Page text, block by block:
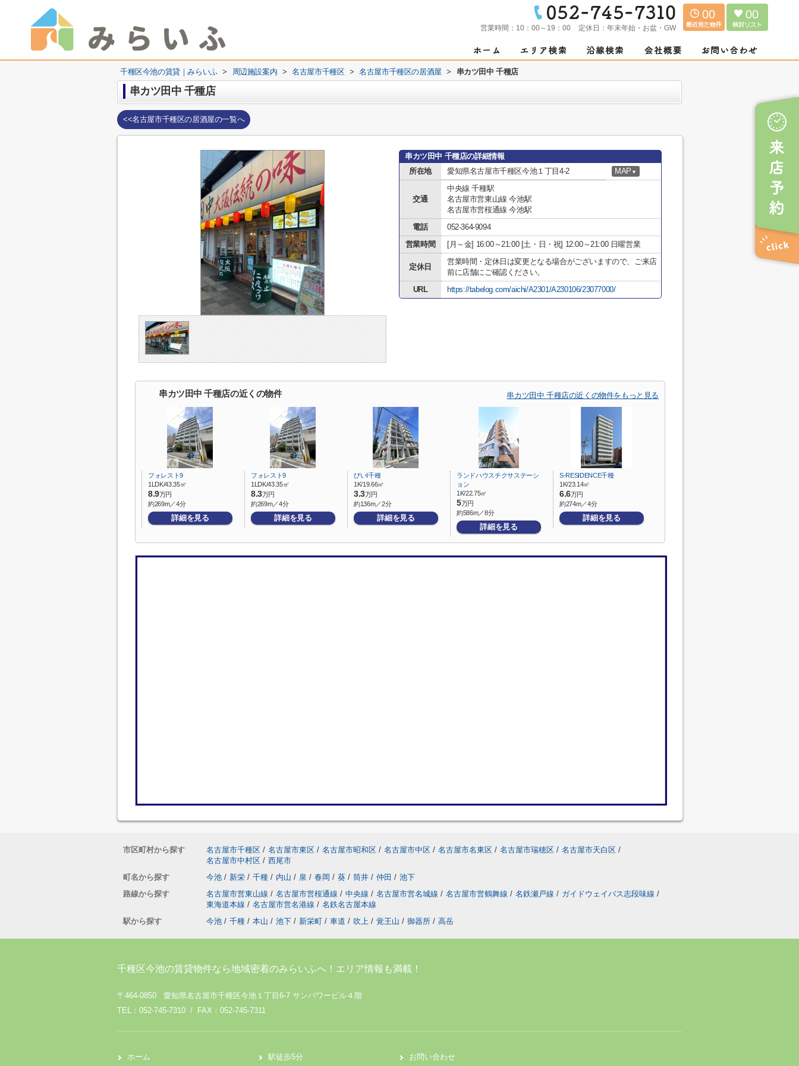
営業時間： 10：00～19：00 定休日： 年末年始・お盆・GW
00 00
千種区今池の賃貸｜みらいふ > 周辺施設案内 > 名古屋市千種区 > 名古屋市千種区の居酒屋 > 串カツ田中 千種店
串カツ田中 千種店
<<名古屋市千種区の居酒屋の一覧へ
串カツ田中 千種店の詳細情報
所在地
愛知県名古屋市千種区今池１丁目4-2 MAP ▼
交通
中央線 千種駅
名古屋市営東山線 今池駅
名古屋市営桜通線 今池駅
電話
052-364-9094
営業時間
[月～金] 16:00～21:00 [土・日・祝] 12:00～21:00 日曜営業
定休日
営業時間・定休日は変更となる場合がございますので、ご来店
前に店舗にご確認ください。
URL
https://tabelog.com/aichi/A2301/A230106/23077000/
串カツ田中 千種店の近くの物件 串カツ田中 千種店の近くの物件をもっと見る
フォレスト9
1LDK/43.35㎡
8.9万円
約269m／4分
詳細を見る
フォレスト9
1LDK/43.35㎡
8.3万円
約269m／4分
詳細を見る
びいI千種
1K/19.66㎡
3.3万円
約136m／2分
詳細を見る
ランドハウスチクサステーシ
ョン
1K/22.75㎡
5万円
約586m／8分
詳細を見る
S-RESIDENCE千種
1K/23.14㎡
6.6万円
約274m／4分
詳細を見る
市区町村から探す 名古屋市千種区 / 名古屋市東区 / 名古屋市昭和区 / 名古屋市中区 / 名古屋市名東区 / 名古屋市瑞穂区 / 名古屋市天白区 /
名古屋市中村区 / 西尾市
町名から探す
今池 / 新栄 / 千種 / 内山 / 泉 / 春岡 / 葵 / 筒井 / 仲田 / 池下
路線から探す
名古屋市営東山線 / 名古屋市営桜通線 / 中央線 / 名古屋市営名城線 / 名古屋市営鶴舞線 / 名鉄瀬戸線 / ガイドウェイバス志段味線 /
東海道本線 / 名古屋市営名港線 / 名鉄名古屋本線
駅から探す
今池 / 千種 / 本山 / 池下 / 新栄町 / 車道 / 吹上 / 覚王山 / 御器所 / 高岳
千種区今池の賃貸物件なら地域密着のみらいふへ！エリア情報も満載！
〒464-0850 愛知県名古屋市千種区今池１丁目6-7 サンパワービル４階
TEL：052-745-7310 / FAX：052-745-7311
ホーム 駅徒歩5分 お問い合わせ